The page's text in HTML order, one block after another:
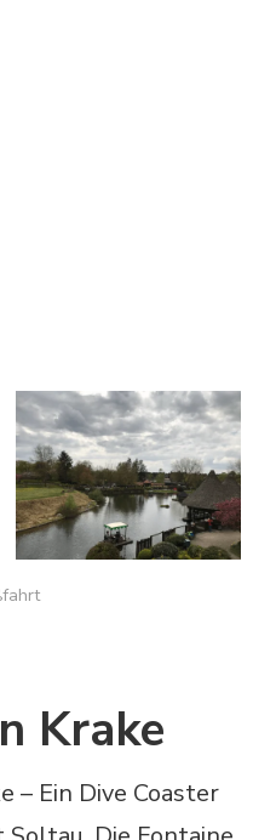
Krake
– Ein Dive Coaster